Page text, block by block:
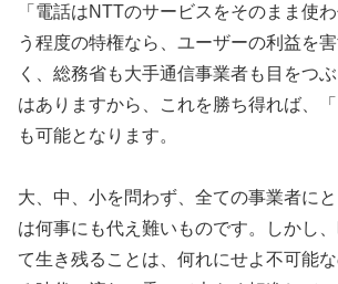
「電話はNTTのサービスをそのまま使
う程度の特権なら、ユーザーの利益を
く、総務省も大手通信事業者も目をつ
はありますから、これを勝ち得れば、「
も可能となります。
大、中、小を問わず、全ての事業者に
は何事にも代え難いものです。しかし
て生き残ることは、何れにせよ不可能